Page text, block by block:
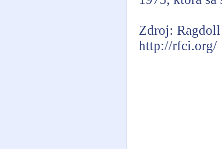
Zdroj:
http://rfci.org/